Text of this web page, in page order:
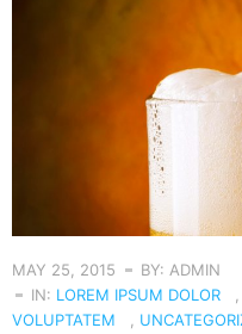
MAY 25, 2015
BY: ADMIN
IN: LOREM IPSUM DOLOR
VOLUPTATEM